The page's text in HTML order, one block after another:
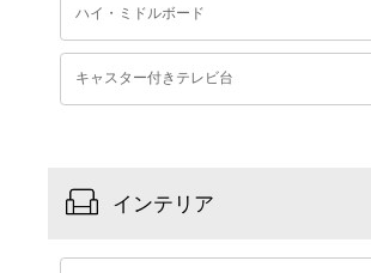
ハイ・ミドルボード
キャスター付きテレビ台
インテリア